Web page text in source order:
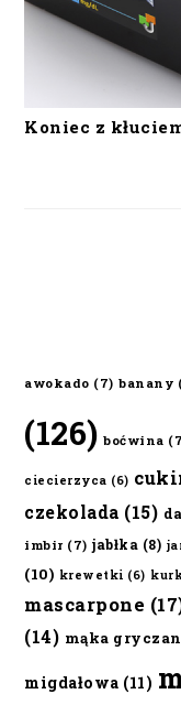
Koniec z
awokado (7) banany
(126) boćwina
ciecierzyca (6)
czekolada (15)
imbir (7) jabłka (8)
(10) krewetki (6)
mascarpone
(14) mąka
migdałowa (11)